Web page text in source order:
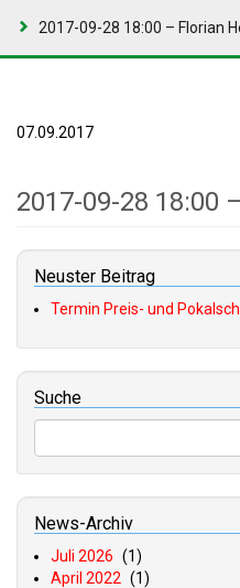
2017-09-28 18:00 – Florian
07.09.2017
2017-09-28 18:00
Neuster Beitrag
Termin Preis- und
Suche
News-Archiv
Juli 2026 (1)
April 2022 (1)